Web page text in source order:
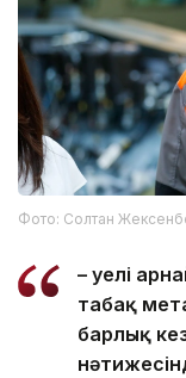
Фото: Солтан
– Әуелі
табақ
барлық